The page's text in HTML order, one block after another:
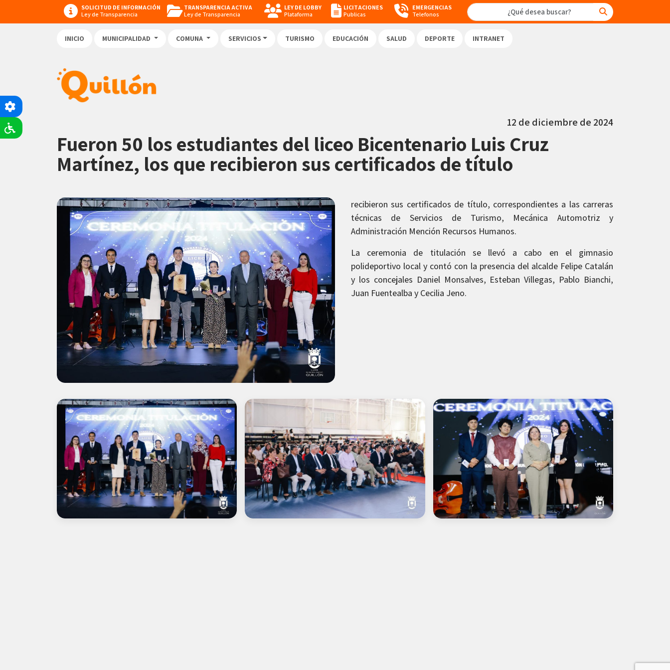
SOLICITUD DE INFORMACIÓN
Ley de Transparencia
TRANSPARENCIA ACTIVA
Ley de Transparencia
LEY DE LOBBY
Plataforma
LICITACIONES
Publicas
EMERGENCIAS
Telefonos
INICIO MUNICIPALIDAD COMUNA SERVICIOS TURISMO EDUCACIÓN SALUD DEPORTE INTRANET
12 de diciembre de 2024
Fueron 50 los estudiantes del liceo Bicentenario Luis Cruz
Martínez, los que recibieron sus certificados de título
recibieron sus certificados de título, correspondientes a las carreras
técnicas de Servicios de Turismo, Mecánica Automotriz y
Administración Mención Recursos Humanos.
La ceremonia de titulación se llevó a cabo en el gimnasio
polideportivo local y contó con la presencia del alcalde Felipe Catalán
y los concejales Daniel Monsalves, Esteban Villegas, Pablo Bianchi,
Juan Fuentealba y Cecilia Jeno.